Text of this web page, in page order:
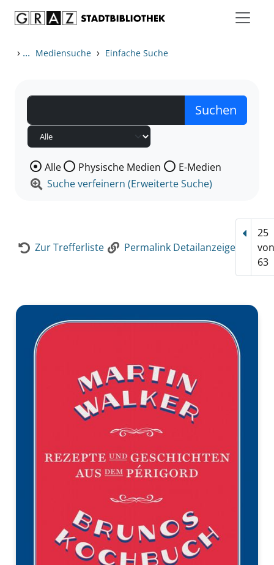
› ... Mediensuche › Einfache Suche
Wählen Sie die Medienart nach der Sie suchen wollen.
Alle Physische Medien
E-Medien
Suche verfeinern (Erweiterte Suche)
Zur Trefferliste Permalink Detailanzeige
25
von
63